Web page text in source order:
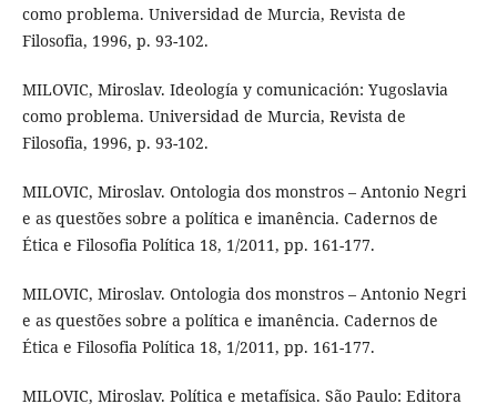
como problema. Universidad de Murcia, Revista de
Filosofia, 1996, p. 93-102.
MILOVIC, Miroslav. Ideología y comunicación: Yugoslavia
como problema. Universidad de Murcia, Revista de
Filosofia, 1996, p. 93-102.
MILOVIC, Miroslav. Ontologia dos monstros – Antonio Negri
e as questões sobre a política e imanência. Cadernos de
Ética e Filosofia Política 18, 1/2011, pp. 161-177.
MILOVIC, Miroslav. Ontologia dos monstros – Antonio Negri
e as questões sobre a política e imanência. Cadernos de
Ética e Filosofia Política 18, 1/2011, pp. 161-177.
MILOVIC, Miroslav. Política e metafísica. São Paulo: Editora